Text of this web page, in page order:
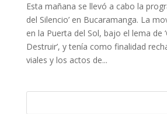
Esta mañana se llevó a cabo la
del Silencio’ en Bucaramanga. La
en la Puerta del Sol, bajo el lema de
Destruir’, y tenía como finalidad
viales y los actos de...